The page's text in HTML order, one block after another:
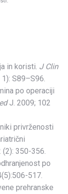
in koristi. J Clin
S89–S96.
po operaciji
J. 2009; 102
privrženosti
350-356.
po
517.
prehranske